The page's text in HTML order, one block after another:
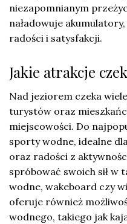
niezapomnianym
naładowuje
radości i satysfakcji.
Jakie atrakcje
Nad jeziorem czeka
turystów oraz
miejscowości. Do
sporty wodne, idealne
oraz radości z
spróbować swoich sił w
wodne, wakeboard czy
oferuje również
wodnego, takiego jak